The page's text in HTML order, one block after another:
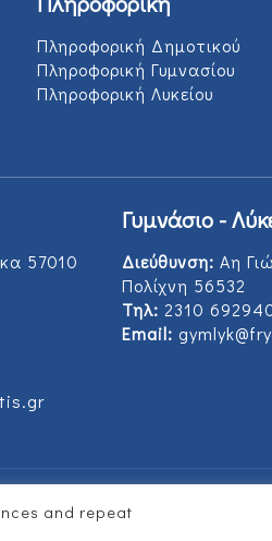
Πληροφορική Δημοτικού
Πληροφορική Γυμνασίου
Πληροφορική Λυκείου
57010
Γυμνάσιο -
Διεύθυνση: Αη
Πολίχνη 56532
Τηλ: 2310
Email:
and repeat